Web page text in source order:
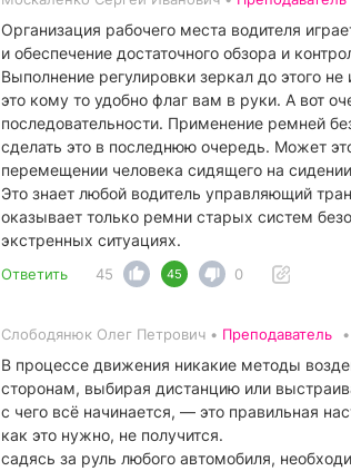
Организация рабочего места водителя
и обеспечение достаточного обзора и
Выполнение регулировки зеркал до этого
это кому то удобно флаг вам в руки. А вот
последовательности. Применение ремней
сделать это в последнюю очередь. Может
перемещении человека сидящего на
Это знает любой водитель управляющий
оказывает только ремни старых систем
экстренных ситуациях.
Ответить 45 45 0
Слободянюк Олег Петрович • Преподаватель •
В процессе движения никакие методы
сторонам, выбирая дистанцию или
с чего всё начинается, — это правильная
как это нужно, не получится.
садясь за руль любого автомобиля,